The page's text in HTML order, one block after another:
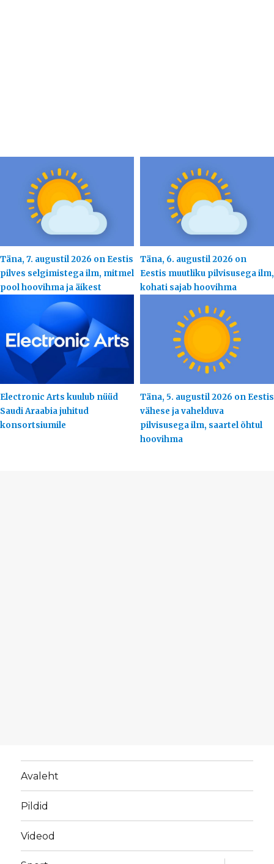
Täna, 7. augustil 2026 on Eestis
pilves selgimistega ilm, mitmel
pool hoovihma ja äikest
Täna, 6. augustil 2026 on
Eestis muutliku pilvisusega ilm,
kohati sajab hoovihma
Electronic Arts kuulub nüüd
Saudi Araabia juhitud
konsortsiumile
Täna, 5. augustil 2026 on Eestis
vähese ja vahelduva
pilvisusega ilm, saartel õhtul
hoovihma
Avaleht
Pildid
Videod